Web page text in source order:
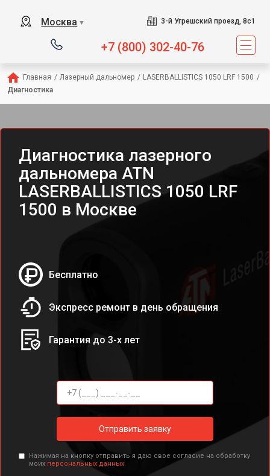
Москва ▼ 3-й Угрешский проезд, 8с1
+7 (800) 302-40-76
Главная / Лазерный дальномер / LASERBALLISTICS 1050 LRF 1500 /
Диагностика
Диагностика лазерного
дальномера ATN
LASERBALLISTICS 1050 LRF
1500 в Москве
Бесплатно
Экспресс ремонт в день обращения
Гарантия до 3-х лет
Отправить заявку
Нажимая на кнопку отправить я даю свое согласие на обработку
моих персональных данных.